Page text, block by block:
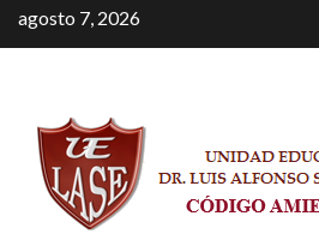
Saltar
al
agosto 7, 2026